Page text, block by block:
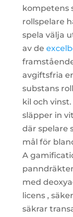
kompetens
rollspelare
spela välja
av de
avgiftsfria
substans
kil och
släpper in
där spelare
mål för
A
med
licens ,
säkrar